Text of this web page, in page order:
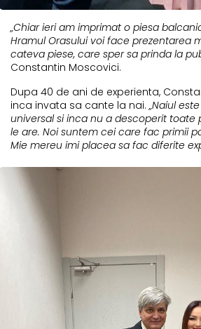
„Chiar ieri am imprimat o piesa
Hramul Orasului voi face prezentarea
cateva piese, care sper sa prinda la
Constantin Moscovici.
Dupa 40 de ani de experienta,
inca invata sa cante la nai.„Naiul
universal si inca nu a descoperit toate
le are. Noi suntem cei care fac primii
Mie mereu imi placea sa fac diferite